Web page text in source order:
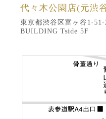
代々木公園店(元渋
東京都渋谷区富ヶ谷1-
BUILDING Tside 5F